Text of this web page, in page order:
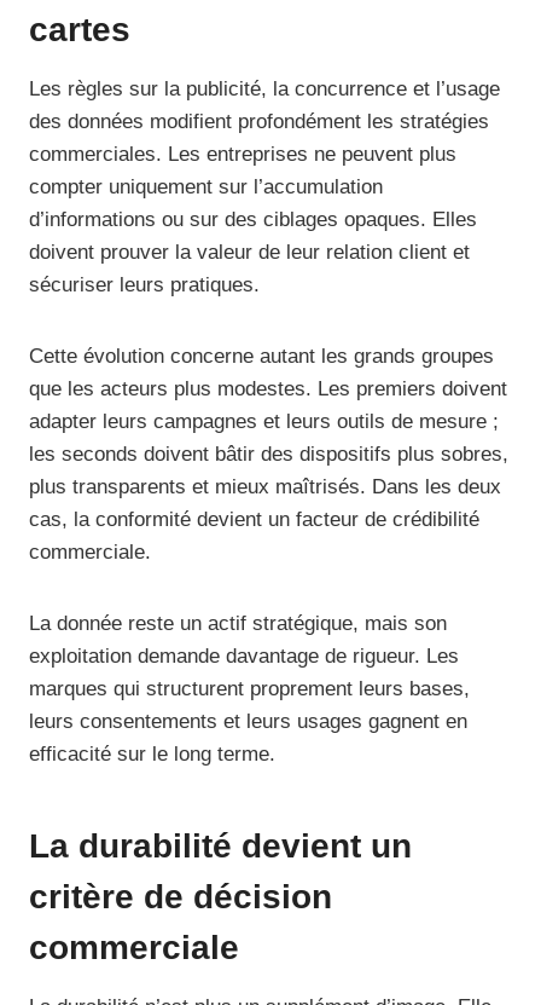
cartes
Les règles sur la publicité, la concurrence et l’usage
des données modifient profondément les stratégies
commerciales. Les entreprises ne peuvent plus
compter uniquement sur l’accumulation
d’informations ou sur des ciblages opaques. Elles
doivent prouver la valeur de leur relation client et
sécuriser leurs pratiques.
Cette évolution concerne autant les grands groupes
que les acteurs plus modestes. Les premiers doivent
adapter leurs campagnes et leurs outils de mesure ;
les seconds doivent bâtir des dispositifs plus sobres,
plus transparents et mieux maîtrisés. Dans les deux
cas, la conformité devient un facteur de crédibilité
commerciale.
La donnée reste un actif stratégique, mais son
exploitation demande davantage de rigueur. Les
marques qui structurent proprement leurs bases,
leurs consentements et leurs usages gagnent en
efficacité sur le long terme.
La durabilité devient un
critère de décision
commerciale